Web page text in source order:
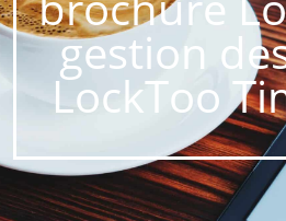
gestion
LockToo